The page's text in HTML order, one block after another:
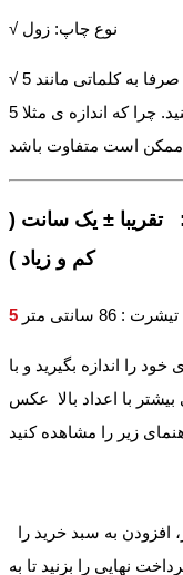
√ نوع چاپ: زول
√ برای انتخاب سایز صرفا به کلماتی مانند 5XL اکتفا نکنید بلکه اندازه
های زیر را مشاهده کنید. چرا که اندازه ی مثلا 5XL یک محصول با
تقریبا ± یک سانت (
کم و زیاد )
را اندازه بگیرید و با
بیشتر با اعداد بالا عکس
افزودن به سبد خرید را
نهایی را بزنید تا به